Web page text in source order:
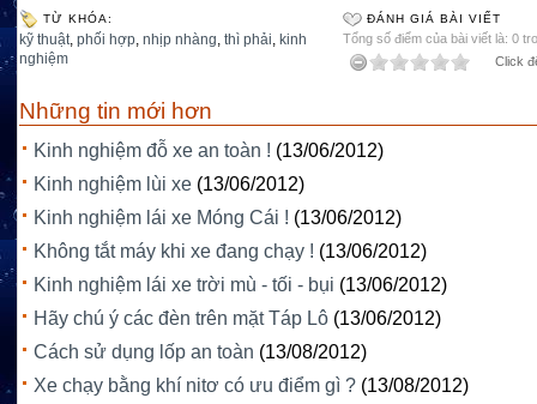
TỪ KHÓA:
kỹ thuật phối hợp nhịp nhàng thì phải kinh
nghiệm
ĐÁNH GIÁ BÀI VIẾT
Tổng số điểm của bài viết là: 0
Click
Những tin mới hơn
Kinh nghiệm đỗ xe an toàn ! (13/06/2012)
Kinh nghiệm lùi xe (13/06/2012)
Kinh nghiệm lái xe Móng Cái ! (13/06/2012)
Không tắt máy khi xe đang chạy ! (13/06/2012)
Kinh nghiệm lái xe trời mù - tối - bụi (13/06/2012)
Hãy chú ý các đèn trên mặt Táp Lô (13/06/2012)
Cách sử dụng lốp an toàn (13/08/2012)
Xe chạy bằng khí nitơ có ưu điểm gì ? (13/08/2012)